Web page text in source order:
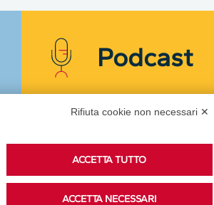
Podcast
Ascolta i podcast di
Accedi alla sezione
Rifiuta cookie non necessari ✕
ACCETTA TUTTO
ACCETTA NECESSARI